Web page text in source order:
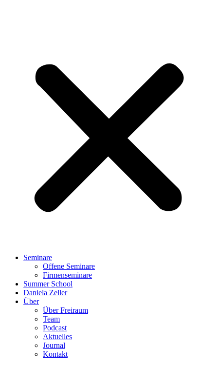
Seminare
Offene Seminare
Firmenseminare
Summer School
Daniela Zeller
Über
Über Freiraum
Team
Podcast
Aktuelles
Journal
Kontakt